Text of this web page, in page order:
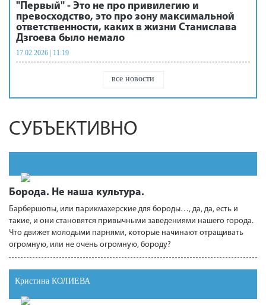
"Первый" - Это не про привилегию и
превосходство, это про зону максимальной
ответственности, каких в жизни Станислава
Дзгоева было немало
17.02.2026 | 11:19
все новости
СУБЪЕКТИВНО
Борода. Не наша культура.
Барбершопы, или парикмахерские для бороды…, да, да, есть и
такие, и они становятся привычными заведениями нашего города.
Что движет молодыми парнями, которые начинают отращивать
огромную, или не очень огромную, бороду?
Кристина КОЛИЕВА